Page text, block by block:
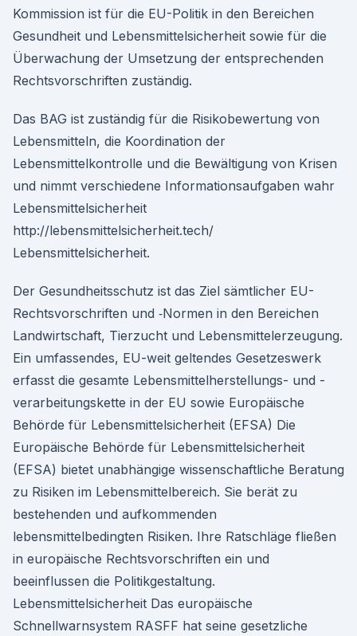
Kommission ist für die EU-Politik in den Bereichen
Gesundheit und Lebensmittelsicherheit sowie für die
Überwachung der Umsetzung der entsprechenden
Rechtsvorschriften zuständig.
Das BAG ist zuständig für die Risikobewertung von
Lebensmitteln, die Koordination der
Lebensmittelkontrolle und die Bewältigung von Krisen
und nimmt verschiedene Informationsaufgaben wahr
Lebensmittelsicherheit
http://lebensmittelsicherheit.tech/
Lebensmittelsicherheit.
Der Gesundheitsschutz ist das Ziel sämtlicher EU-
Rechtsvorschriften und ‑Normen in den Bereichen
Landwirtschaft, Tierzucht und Lebensmittelerzeugung.
Ein umfassendes, EU-weit geltendes Gesetzeswerk
erfasst die gesamte Lebensmittelherstellungs- und -
verarbeitungskette in der EU sowie Europäische
Behörde für Lebensmittelsicherheit (EFSA) Die
Europäische Behörde für Lebensmittelsicherheit
(EFSA) bietet unabhängige wissenschaftliche Beratung
zu Risiken im Lebensmittelbereich. Sie berät zu
bestehenden und aufkommenden
lebensmittelbedingten Risiken. Ihre Ratschläge fließen
in europäische Rechtsvorschriften ein und
beeinflussen die Politikgestaltung.
Lebensmittelsicherheit Das europäische
Schnellwarnsystem RASFF hat seine gesetzliche